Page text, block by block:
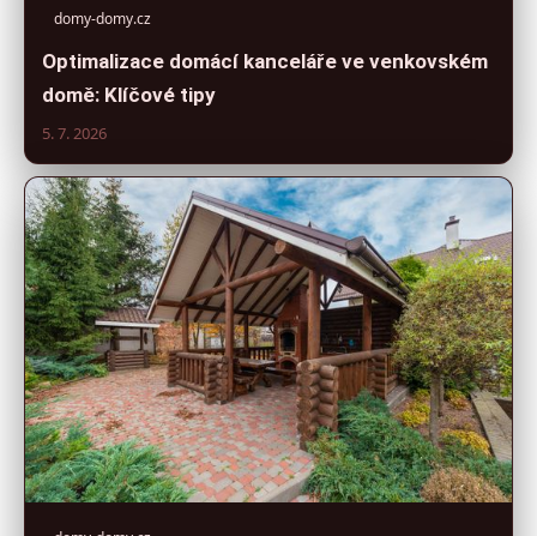
domy-domy.cz
Optimalizace domácí kanceláře ve venkovském
domě: Klíčové tipy
5. 7. 2026